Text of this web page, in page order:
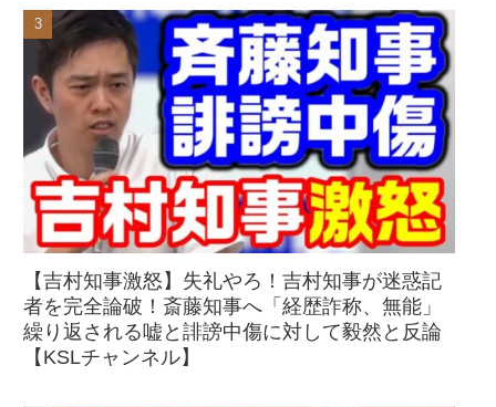
【吉村知事激怒】失礼やろ！吉村知事が迷惑記
者を完全論破！斎藤知事へ「経歴詐称、無能」
繰り返される嘘と誹謗中傷に対して毅然と反論
【KSLチャンネル】